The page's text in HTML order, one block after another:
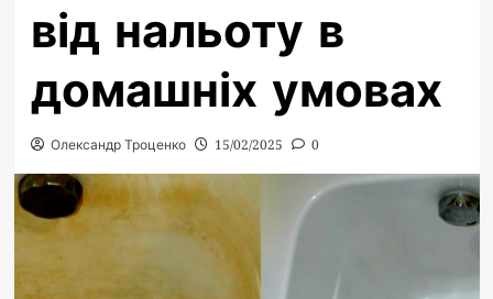
від нальоту в
домашніх умовах
Олександр Троценко 15/02/2025 0